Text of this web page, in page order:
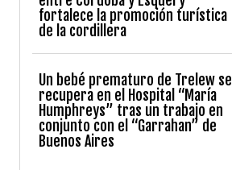
fortalece la promoción turística
de la cordillera
Un bebé prematuro de Trelew se
recupera en el Hospital “María
Humphreys” tras un trabajo en
conjunto con el “Garrahan” de
Buenos Aires